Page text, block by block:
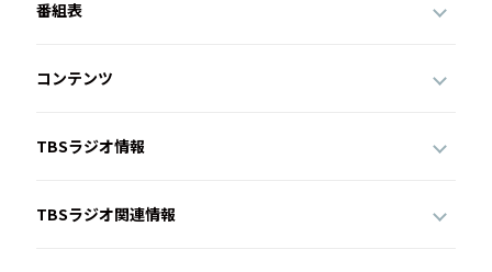
番組表
コンテンツ
TBSラジオ情報
TBSラジオ関連情報